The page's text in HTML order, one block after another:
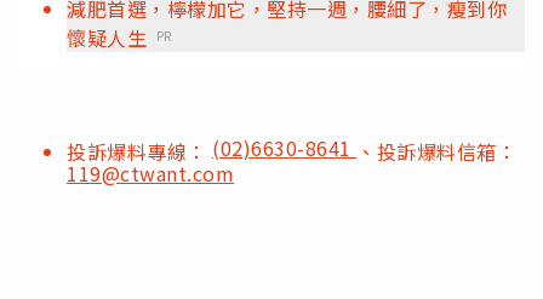
減肥首選，檸檬加它，堅持一週，腰細了，瘦到你
懷疑人生
PR
投訴爆料專線： (02)6630-8641 、投訴爆料信箱：
119@ctwant.com